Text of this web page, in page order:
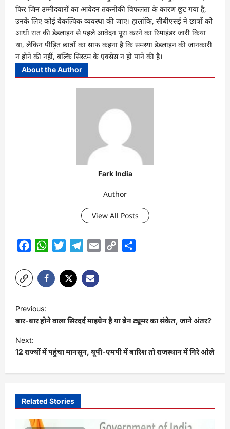
फिर जिन उम्मीदवारों का आवेदन तकनीकी विफलता के कारण छूट गया है,
उनके लिए कोई वैकल्पिक व्यवस्था की जाए। हालांकि, सीबीएसई ने छात्रों को
आधी रात की डेडलाइन से पहले आवेदन पूरा करने का रिमाइंडर जारी किया
था, लेकिन पीड़ित छात्रों का साफ कहना है कि समस्या डेडलाइन की जानकारी
न होने की नहीं, बल्कि सिस्टम के एक्सेस न हो पाने की है।
About the Author
Fark India
Author
View All Posts
FacebookWhatsAppTwitterTelegram
Email
Copy
P
o
s
t
v
Previous:
बार-बार होने वाला सिरदर्द माइग्रेन है या ब्रेन ट्यूमर का संकेत, जाने अंतर?
Next:
12 राज्यों में पहुंचा मानसून, यूपी-एमपी में बारिश तो राजस्थान में गिरे ओले
Related Stories